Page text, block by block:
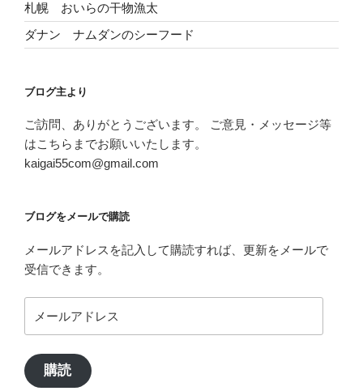
札幌 おいらの干物漁太
ダナン ナムダンのシーフード
ブログ主より
ご訪問、ありがとうございます。 ご意見・メッセージ等
はこちらまでお願いいたします。
kaigai55com@gmail.com
ブログをメールで購読
メールアドレスを記入して購読すれば、更新をメールで
受信できます。
ー
ア
ド
購読